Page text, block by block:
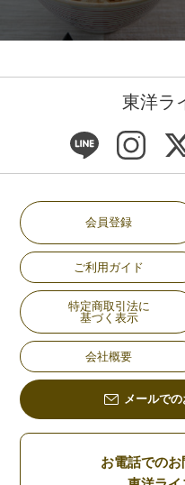
東洋ラ
会員登録
ご利用ガイド
特定商取引法に
基づく表示
会社概要
メールで
お電話での